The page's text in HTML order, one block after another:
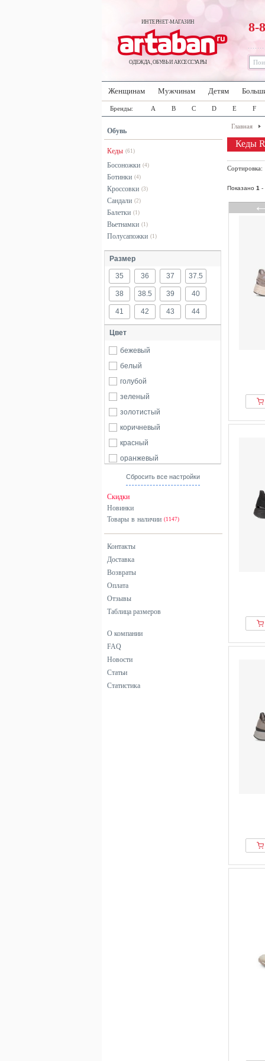
ИНТЕРНЕТ-МАГАЗИН
ОДЕЖДА, ОБУВЬ И АКСЕССУАРЫ
8-
Женщинам Мужчинам Детям
Бренды: A B C D E F
Обувь
Кеды (61)
Босоножки (4)
Ботинки (4)
Кроссовки (3)
Сандали (2)
Балетки (1)
Вьетнамки (1)
Полусапожки (1)
Размер
35 36 37 37.5
38 38.5 39 40
41 42 43 44
Цвет
бежевый
белый
голубой
зеленый
золотистый
коричневый
красный
оранжевый
разноцветный
серый
синий
фиолетовый
Сбросить все настройки
Скидки
Новинки
Товары в наличии (1147)
Контакты
Доставка
Возвраты
Оплата
Отзывы
Таблица размеров
О компании
FAQ
Новости
Статьи
Статистика
Главная
Кеды
Показано 1 -